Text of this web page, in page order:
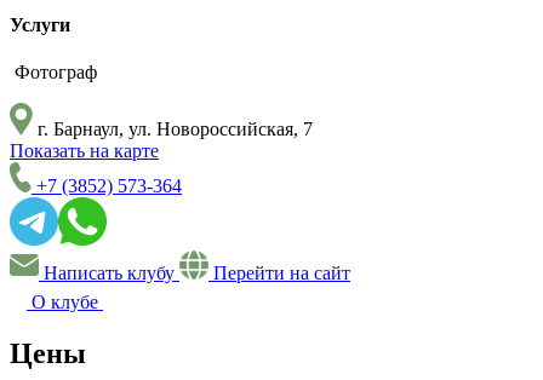
Услуги
Фотограф
г. Барнаул, ул. Новороссийская, 7
Показать на карте
+7 (3852) 573-364
Написать клубу
Перейти на сайт
О клубе
Цены